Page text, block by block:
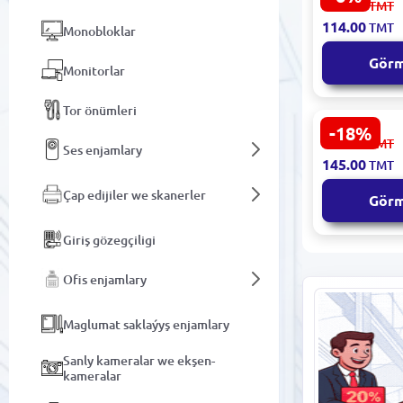
Monobloklar
Monitorlar
Tor önümleri
Ses enjamlary
Çap edijiler we skanerler
Giriş gözegçiligi
Ofis enjamlary
Maglumat saklaýyş enjamlary
Sanly kameralar we ekşen-
kameralar
| HDD
SATA-dan
122.00 TMT
114.00TMT
-18%
UGREEN
HDD
SATA
177.00TMT
145.00TMT